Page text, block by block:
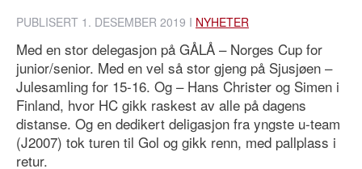
PUBLISERT 1. DESEMBER 2019 I NYHETER
Med en stor delegasjon på GÅLÅ – Norges Cup for
junior/senior. Med en vel så stor gjeng på Sjusjøen –
Julesamling for 15-16. Og – Hans Christer og Simen i
Finland, hvor HC gikk raskest av alle på dagens
distanse. Og en dedikert deligasjon fra yngste u-team
(J2007) tok turen til Gol og gikk renn, med pallplass i
retur.